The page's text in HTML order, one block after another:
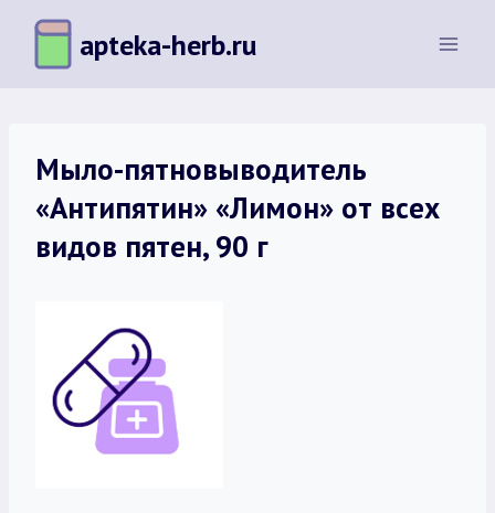
Перейти
содержимому
apteka-herb.ru
Мыло-пятновыводитель
«Антипятин» «Лимон» от всех
видов пятен, 90 г